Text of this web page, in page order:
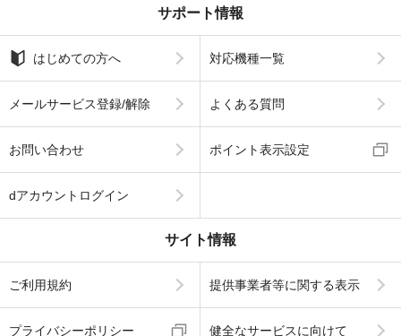
サポート情報
はじめての方へ 対応機種一覧
メールサービス登録/解除 よくある質問
お問い合わせ ポイント表示設定
dアカウントログイン
サイト情報
ご利用規約 提供事業者等に関する表示
プライバシーポリシー 健全なサービスに向けて